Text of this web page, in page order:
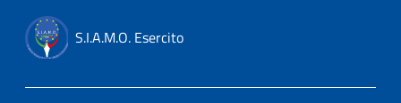
S.I.A.M.O. Esercito